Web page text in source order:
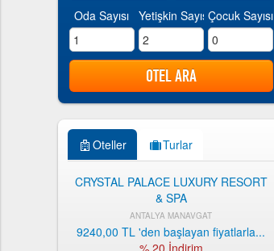
Oda Sayısı Yetişkin SayısıÇocuk Sayısı
Oteller Turlar
CRYSTAL PALACE LUXURY RESORT
& SPA
ANTALYA MANAVGAT
9240,00 TL 'den başlayan fiyatlarla...